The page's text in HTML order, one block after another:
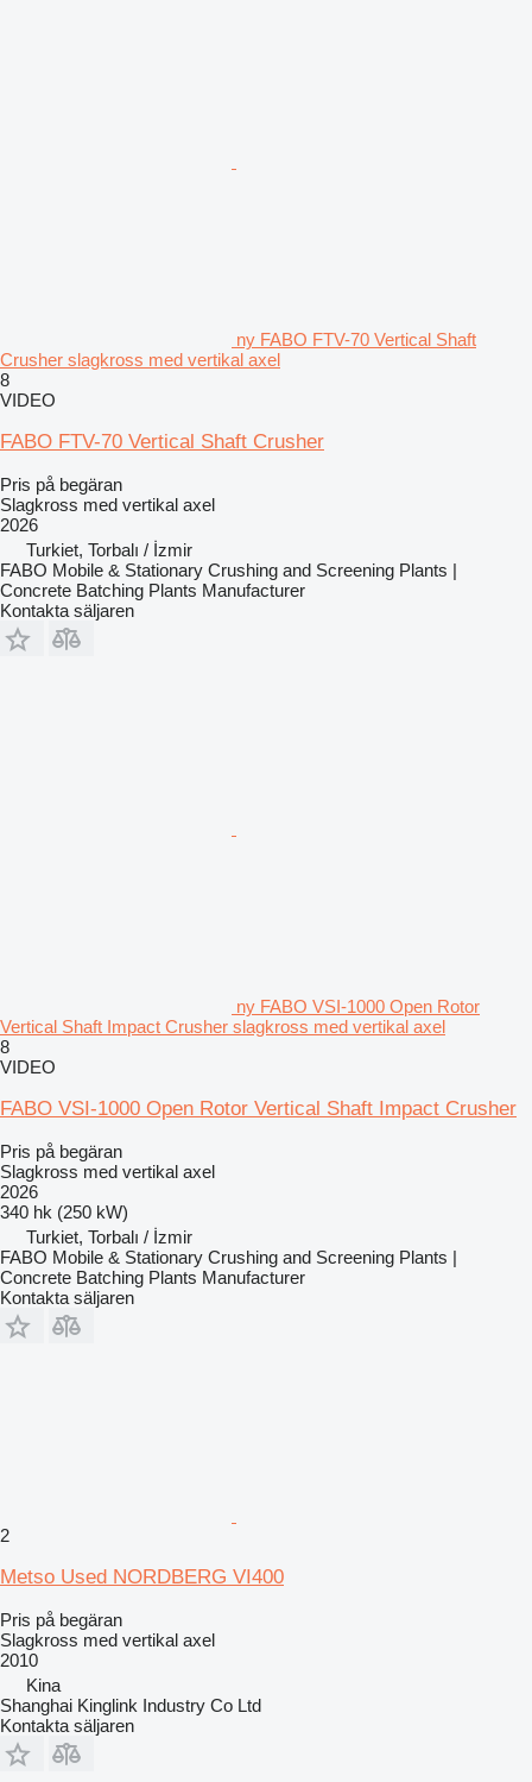
ny FABO FTV-70 Vertical Shaft
Crusher slagkross med vertikal axel
8
VIDEO
FABO FTV-70 Vertical Shaft Crusher
Pris på begäran
Slagkross med vertikal axel
2026
Turkiet, Torbalı / İzmir
FABO Mobile & Stationary Crushing and Screening Plants |
Concrete Batching Plants Manufacturer
Kontakta säljaren
ny FABO VSI-1000 Open Rotor
Vertical Shaft Impact Crusher slagkross med vertikal axel
8
VIDEO
FABO VSI-1000 Open Rotor Vertical Shaft Impact Crusher
Pris på begäran
Slagkross med vertikal axel
2026
340 hk (250 kW)
Turkiet, Torbalı / İzmir
FABO Mobile & Stationary Crushing and Screening Plants |
Concrete Batching Plants Manufacturer
Kontakta säljaren
2
Metso Used NORDBERG VI400
Pris på begäran
Slagkross med vertikal axel
2010
Kina
Shanghai Kinglink Industry Co Ltd
Kontakta säljaren